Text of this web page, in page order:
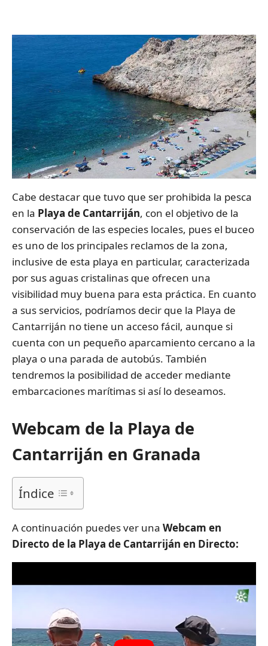
Cabe destacar que tuvo que ser prohibida la pesca
en la Playa de Cantarriján, con el objetivo de la
conservación de las especies locales, pues el buceo
es uno de los principales reclamos de la zona,
inclusive de esta playa en particular, caracterizada
por sus aguas cristalinas que ofrecen una
visibilidad muy buena para esta práctica. En cuanto
a sus servicios, podríamos decir que la Playa de
Cantarriján no tiene un acceso fácil, aunque si
cuenta con un pequeño aparcamiento cercano a la
playa o una parada de autobús. También
tendremos la posibilidad de acceder mediante
embarcaciones marítimas si así lo deseamos.
Webcam de la Playa de
Cantarriján en Granada
Índice
A continuación puedes ver una Webcam en
Directo de la Playa de Cantarriján en Directo: